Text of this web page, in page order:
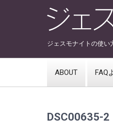
ジェスモナイトの使い
ABOUT FAQ
DSC00635-2